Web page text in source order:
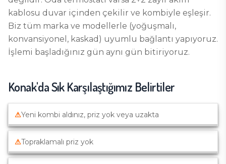
kablosu duvar içinden çekilir ve kombiyle eşleşir.
Biz tüm marka ve modellerle (yoğuşmalı,
konvansiyonel, kaskad) uyumlu bağlantı yapıyoruz.
İşlemi başladığınız gün aynı gün bitiriyoruz.
Konak'da Sık Karşılaştığımız Belirtiler
⚠Yeni kombi aldınız, priz yok veya uzakta
⚠Topraklamalı priz yok